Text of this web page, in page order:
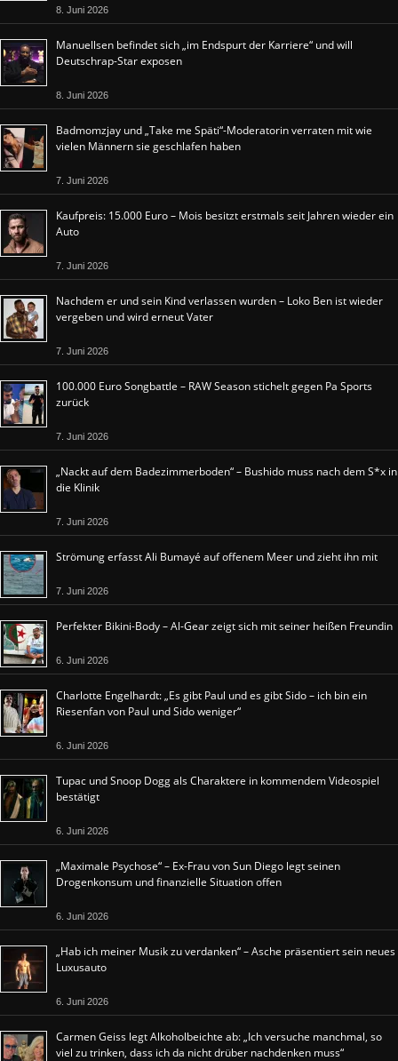
8. Juni 2026
Manuellsen befindet sich „im Endspurt der Karriere“ und will
Deutschrap-Star exposen
8. Juni 2026
Badmomzjay und „Take me Späti“-Moderatorin verraten mit wie
vielen Männern sie geschlafen haben
7. Juni 2026
Kaufpreis: 15.000 Euro – Mois besitzt erstmals seit Jahren wieder ein
Auto
7. Juni 2026
Nachdem er und sein Kind verlassen wurden – Loko Ben ist wieder
vergeben und wird erneut Vater
7. Juni 2026
100.000 Euro Songbattle – RAW Season stichelt gegen Pa Sports
zurück
7. Juni 2026
„Nackt auf dem Badezimmerboden“ – Bushido muss nach dem S*x in
die Klinik
7. Juni 2026
Strömung erfasst Ali Bumayé auf offenem Meer und zieht ihn mit
7. Juni 2026
Perfekter Bikini-Body – Al-Gear zeigt sich mit seiner heißen Freundin
6. Juni 2026
Charlotte Engelhardt: „Es gibt Paul und es gibt Sido – ich bin ein
Riesenfan von Paul und Sido weniger“
6. Juni 2026
Tupac und Snoop Dogg als Charaktere in kommendem Videospiel
bestätigt
6. Juni 2026
„Maximale Psychose“ – Ex-Frau von Sun Diego legt seinen
Drogenkonsum und finanzielle Situation offen
6. Juni 2026
„Hab ich meiner Musik zu verdanken“ – Asche präsentiert sein neues
Luxusauto
6. Juni 2026
Carmen Geiss legt Alkoholbeichte ab: „Ich versuche manchmal, so
viel zu trinken, dass ich da nicht drüber nachdenken muss“